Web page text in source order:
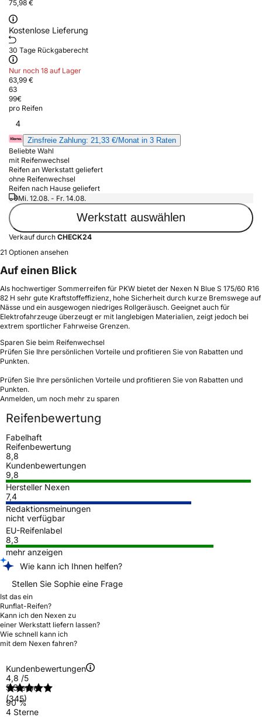
75,98 €
Kostenlose Lieferung
30 Tage Rückgaberecht
Nur noch 18 auf Lager
63,99 €
63
99€
pro Reifen
4
Zinsfreie Zahlung: 21,33 €/Monat in 3 Raten
Beliebte Wahl
mit Reifenwechsel
Reifen an Werkstatt geliefert
ohne Reifenwechsel
Reifen nach Hause geliefert
Mi. 12.08. - Fr. 14.08.
Werkstatt auswählen
Verkauf durch CHECK24
21 Optionen ansehen
Auf einen Blick
Als hochwertiger Sommerreifen für PKW bietet der Nexen N Blue S 175/60 R16
82 H sehr gute Kraftstoffeffizienz, hohe Sicherheit durch kurze Bremswege auf
Nässe und ein ausgewogen niedriges Rollgeräusch. Geeignet auch für
Elektrofahrzeuge überzeugt er mit langlebigen Materialien, zeigt jedoch bei
extrem sportlicher Fahrweise Grenzen.
Sparen Sie beim Reifenwechsel
Prüfen Sie Ihre persönlichen Vorteile und profitieren Sie von Rabatten und
Punkten.
Prüfen Sie Ihre persönlichen Vorteile und profitieren Sie von Rabatten und
Punkten.
Anmelden, um noch mehr zu sparen
Reifenbewertung
Fabelhaft
Reifenbewertung
8,8
Kundenbewertungen
9,8
Hersteller Nexen
7,4
Redaktionsmeinungen
nicht verfügbar
EU-Reifenlabel
8,3
mehr anzeigen
Wie kann ich Ihnen helfen?
Stellen Sie Sophie eine Frage
Ist das ein
Runflat-Reifen?
Kann ich den Nexen zu
einer Werkstatt liefern lassen?
Wie schnell kann ich
mit dem Nexen fahren?
Kundenbewertungen
4,8 /5
(345)
5 Sterne
90 %
4 Sterne